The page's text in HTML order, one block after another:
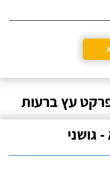
עץ ברעות
גושני